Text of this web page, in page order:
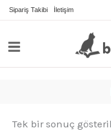
İçeriğe
Sipariş Takibi İletişim
Tek bir sonuç